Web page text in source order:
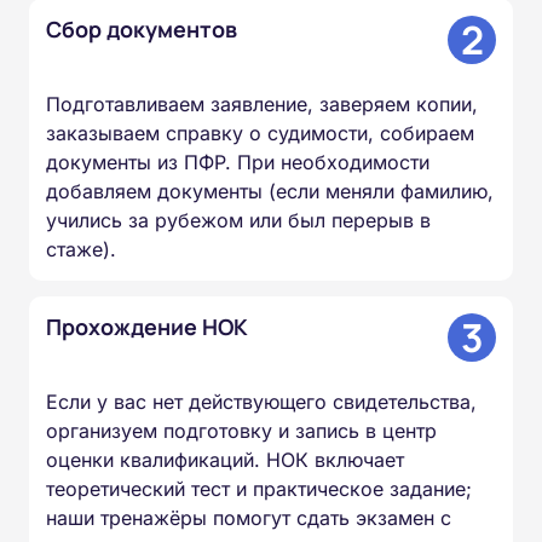
Сбор документов 2
Подготавливаем заявление, заверяем копии,
заказываем справку о судимости, собираем
документы из ПФР. При необходимости
добавляем документы (если меняли фамилию,
учились за рубежом или был перерыв в
стаже).
Прохождение НОК 3
Если у вас нет действующего свидетельства,
организуем подготовку и запись в центр
оценки квалификаций. НОК включает
теоретический тест и практическое задание;
наши тренажёры помогут сдать экзамен с